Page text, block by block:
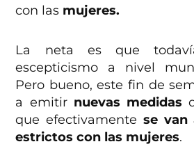
con las mujeres.
La neta es que
escepticismo a nivel
Pero bueno, este fin de
a emitirnuevas medidas
que efectivamente se van
estrictos con las mujeres.